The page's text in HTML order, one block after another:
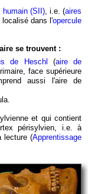
humain (SII), i.e. (aires
dans l'opercule
se trouvent :
de Heschl (aire de
face supérieure
aussi l'aire de
et qui contient
périsylvien, i.e. à
lecture (Apprentissage